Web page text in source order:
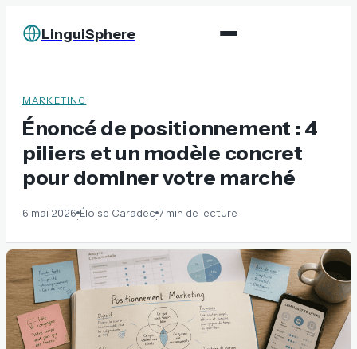
LinguiSphere
MARKETING
Énoncé de positionnement : 4
piliers et un modèle concret
pour dominer votre marché
6 mai 2026·Éloïse Caradec·7 min de lecture